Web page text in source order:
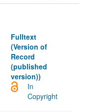
Fulltext
(Version of
Record
(published
version))
In
Copyright